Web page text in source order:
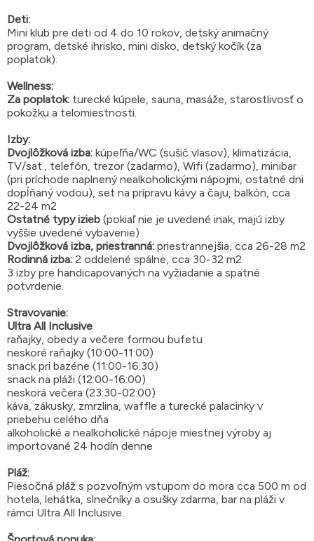
Deti:
Mini klub pre deti od 4 do 10 rokov, detský animačný
program, detské ihrisko, mini disko, detský kočík (za
poplatok).
Wellness:
Za poplatok: turecké kúpele, sauna, masáže, starostlivosť o
pokožku a telomiestnosti.
Izby:
Dvojlôžková izba: kúpeľňa/WC (sušič vlasov), klimatizácia,
TV/sat., telefón, trezor (zadarmo), Wifi (zadarmo), minibar
(pri príchode naplnený nealkoholickými nápojmi, ostatné dni
dopĺňaný vodou), set na prípravu kávy a čaju, balkón, cca
22-24 m2
Ostatné typy izieb (pokiaľ nie je uvedené inak, majú izby
vyššie uvedené vybavenie)
Dvojlôžková izba, priestranná: priestrannejšia, cca 26-28 m2
Rodinná izba: 2 oddelené spálne, cca 30-32 m2
3 izby pre handicapovaných na vyžiadanie a spätné
potvrdenie.
Stravovanie:
Ultra All Inclusive
raňajky, obedy a večere formou bufetu
neskoré raňajky (10:00-11:00)
snack pri bazéne (11:00-16:30)
snack na pláži (12:00-16:00)
neskorá večera (23:30-02:00)
káva, zákusky, zmrzlina, waffle a turecké palacinky v
priebehu celého dňa
alkoholické a nealkoholické nápoje miestnej výroby aj
importované 24 hodín denne
Pláž:
Piesočná pláž s pozvoľným vstupom do mora cca 500 m od
hotela, lehátka, slnečníky a osušky zdarma, bar na pláži v
rámci Ultra All Inclusive.